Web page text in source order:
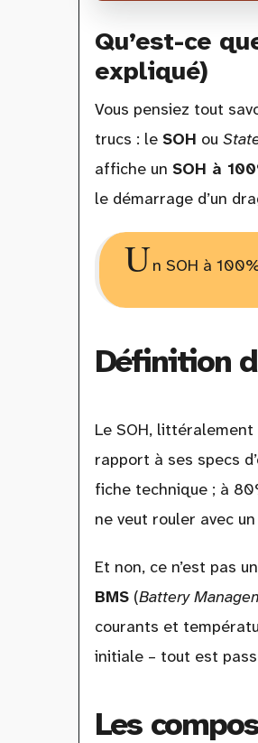
Qu’est-ce
expliqué)
Vous pensiez tout
trucs : le SOH ou
affiche un SOH à
le démarrage d’un
Un SOH à
Définition
Le SOH, littéralement
rapport à ses specs
fiche technique ; à
ne veut rouler avec
Et non, ce n’est pas
BMS(Battery
courants et
initiale – tout est
Les